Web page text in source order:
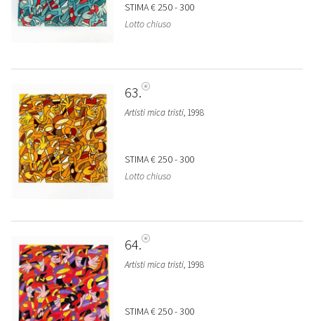
STIMA€ 250 - 300
Lotto chiuso
63
Artisti mica tristi, 1998
STIMA€ 250 - 300
Lotto chiuso
64
Artisti mica tristi, 1998
STIMA€ 250 - 300